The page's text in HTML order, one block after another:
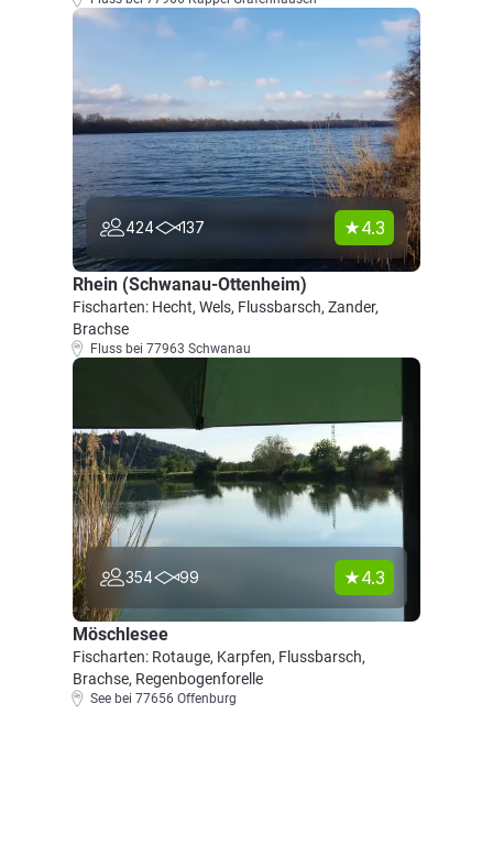
424 137 4.3
Rhein (Schwanau-Ottenheim)
Fischarten: Hecht, Wels, Flussbarsch, Zander,
Brachse
Fluss bei 77963 Schwanau
354 99 4.3
Möschlesee
Fischarten: Rotauge, Karpfen, Flussbarsch,
Brachse, Regenbogenforelle
See bei 77656 Offenburg